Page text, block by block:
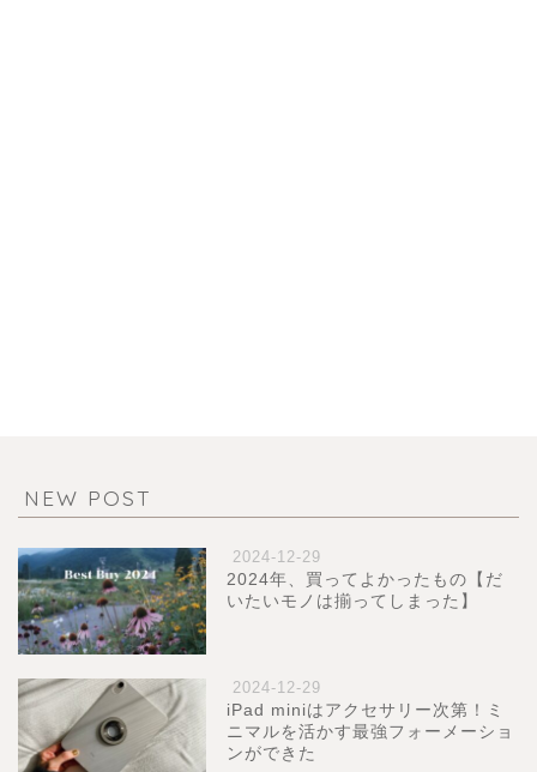
NEW POST
2024-12-29
2024年、買ってよかったもの【だ
いたいモノは揃ってしまった】
2024-12-29
iPad miniはアクセサリー次第！ミ
ニマルを活かす最強フォーメーショ
ンができた